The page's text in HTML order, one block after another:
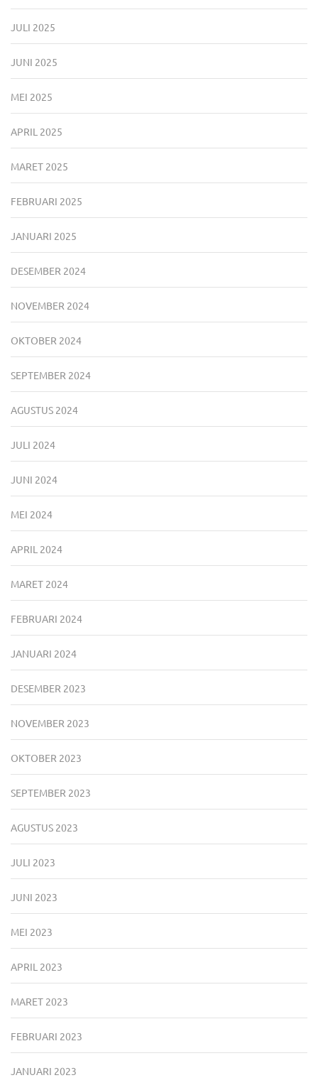
JULI 2025
JUNI 2025
MEI 2025
APRIL 2025
MARET 2025
FEBRUARI 2025
JANUARI 2025
DESEMBER 2024
NOVEMBER 2024
OKTOBER 2024
SEPTEMBER 2024
AGUSTUS 2024
JULI 2024
JUNI 2024
MEI 2024
APRIL 2024
MARET 2024
FEBRUARI 2024
JANUARI 2024
DESEMBER 2023
NOVEMBER 2023
OKTOBER 2023
SEPTEMBER 2023
AGUSTUS 2023
JULI 2023
JUNI 2023
MEI 2023
APRIL 2023
MARET 2023
FEBRUARI 2023
JANUARI 2023